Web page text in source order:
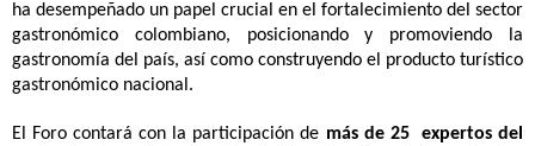
ha desempeñado un papel crucial en el fortalecimiento del sector
gastronómico colombiano, posicionando y promoviendo la
gastronomía del país, así como construyendo el producto turístico
gastronómico nacional.
El Foro contará con la participación de más de 25 expertos del